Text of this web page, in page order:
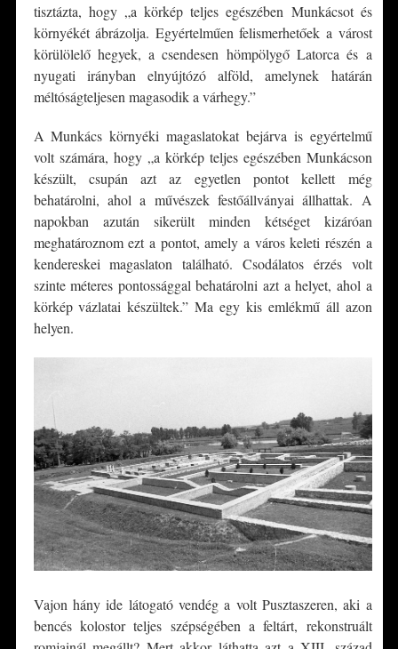
tisztázta, hogy „a körkép teljes egészében Munkácsot és
környékét ábrázolja. Egyértelműen felismerhetőek a várost
körülölelő hegyek, a csendesen hömpölygő Latorca és a
nyugati irányban elnyújtózó alföld, amelynek határán
méltóságteljesen magasodik a várhegy.”
A Munkács környéki magaslatokat bejárva is egyértelmű
volt számára, hogy „a körkép teljes egészében Munkácson
készült, csupán azt az egyetlen pontot kellett még
behatárolni, ahol a művészek festőállványai állhattak. A
napokban azután sikerült minden kétséget kizáróan
meghatároznom ezt a pontot, amely a város keleti részén a
kendereskei magaslaton található. Csodálatos érzés volt
szinte méteres pontossággal behatárolni azt a helyet, ahol a
körkép vázlatai készültek.” Ma egy kis emlékmű áll azon
helyen.
Vajon hány ide látogató vendég a volt Pusztaszeren, aki a
bencés kolostor teljes szépségében a feltárt, rekonstruált